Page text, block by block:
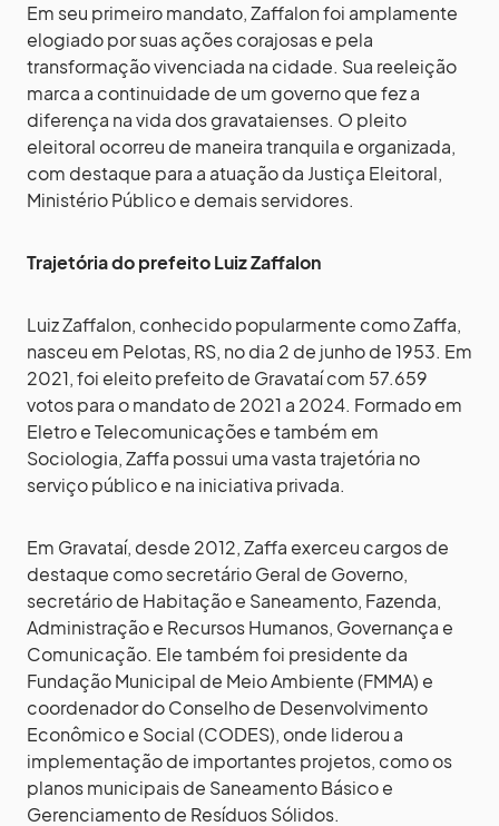
Em seu primeiro mandato, Zaffalon foi amplamente
elogiado por suas ações corajosas e pela
transformação vivenciada na cidade. Sua reeleição
marca a continuidade de um governo que fez a
diferença na vida dos gravataienses. O pleito
eleitoral ocorreu de maneira tranquila e organizada,
com destaque para a atuação da Justiça Eleitoral,
Ministério Público e demais servidores.
Trajetória do prefeito Luiz Zaffalon
Luiz Zaffalon, conhecido popularmente como Zaffa,
nasceu em Pelotas, RS, no dia 2 de junho de 1953. Em
2021, foi eleito prefeito de Gravataí com 57.659
votos para o mandato de 2021 a 2024. Formado em
Eletro e Telecomunicações e também em
Sociologia, Zaffa possui uma vasta trajetória no
serviço público e na iniciativa privada.
Em Gravataí, desde 2012, Zaffa exerceu cargos de
destaque como secretário Geral de Governo,
secretário de Habitação e Saneamento, Fazenda,
Administração e Recursos Humanos, Governança e
Comunicação. Ele também foi presidente da
Fundação Municipal de Meio Ambiente (FMMA) e
coordenador do Conselho de Desenvolvimento
Econômico e Social (CODES), onde liderou a
implementação de importantes projetos, como os
planos municipais de Saneamento Básico e
Gerenciamento de Resíduos Sólidos.